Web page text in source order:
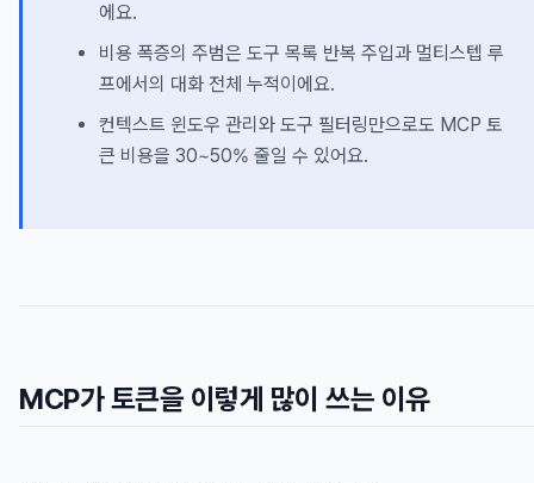
에요.
비용 폭증의 주범은 도구 목록 반복 주입과 멀티스텝 루
프에서의 대화 전체 누적이에요.
컨텍스트 윈도우 관리와 도구 필터링만으로도 MCP 토
큰 비용을 30~50% 줄일 수 있어요.
MCP가 토큰을 이렇게 많이 쓰는 이유